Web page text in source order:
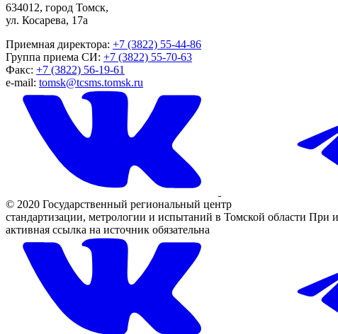
634012, город Томск,
ул. Косарева, 17а
Приемная директора: +7 (3822) 55-44-86
Группа приема СИ: +7 (3822) 55-70-63
Факс: +7 (3822) 56-19-61
e-mail: tomsk@tcsms.tomsk.ru
© 2020 Государственный региональный центр
стандартизации, метрологии и испытаний в Томской области При
активная ссылка на источник обязательна